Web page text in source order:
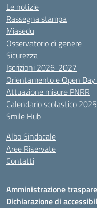
Le notizie
Rassegna stampa
Miasedu
Osservatorio di genere
Sicurezza
Iscrizioni 2026-2027
Orientamento e Open
Attuazione misure PNRR
Calendario scolastico
Smile Hub
Albo Sindacale
Aree Riservate
Contatti
Amministrazione
Dichiarazione di